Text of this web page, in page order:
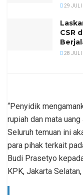
29 JULI
CSR
28 JULI
“Penyidik
rupiah dan mata
Seluruh temuan ini
para pihak terkait
Budi Prasetyo
KPK, Jakarta